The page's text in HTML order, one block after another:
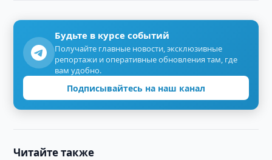
Будьте в курсе событий
Получайте главные новости, эксклюзивные
репортажи и оперативные обновления там, где
вам удобно.
Подписывайтесь на наш канал
Читайте также